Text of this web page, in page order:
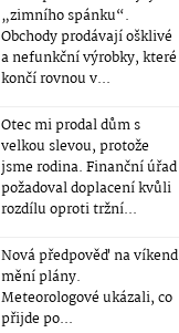
„zimního spánku“.
Obchody prodávají ošklivé
a nefunkční výrobky, které
končí rovnou v...
Otec mi prodal dům s
velkou slevou, protože
jsme rodina. Finanční úřad
požadoval doplacení kvůli
rozdílu oproti tržní...
Nová předpověď na víkend
mění plány.
Meteorologové ukázali, co
přijde po...